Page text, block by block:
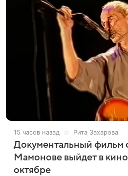
15 часов назад Рита Захарова
Документальный фильм
Мамонове выйдет в
октябре